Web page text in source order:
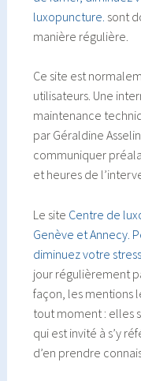
luxopuncture. sont
manière régulière.
Ce site est
utilisateurs. Une
maintenance
par Géraldine
communiquer
et heures de
Le site Centre de
Genève et Annecy.
diminuez votre
jour régulièrement
façon, les mentions
tout moment : elles
qui est invité à s’y
d’en prendre